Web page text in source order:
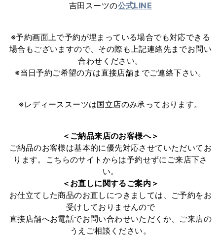
吉田スーツの公式LINE
※予約画面上で予約が埋まっている場合でも対応できる
場合もございますので、その際も上記連絡先までお問い
合わせください。
※当日予約ご希望の方は直接店舗までご連絡下さい。
※レディーススーツは国立店のみ承っております。
＜ご納品来店のお客様へ＞
ご納品のお客様は基本的に優先対応させていただいてお
ります。こちらのサイトからは予約せずにご来店下さ
い。
＜お直しに関するご案内＞
お仕立てした商品のお直しにつきましては、ご予約をお
受けしておりませんので
直接店舗へお電話でお問い合わせいただくか、ご来店の
うえご相談ください。